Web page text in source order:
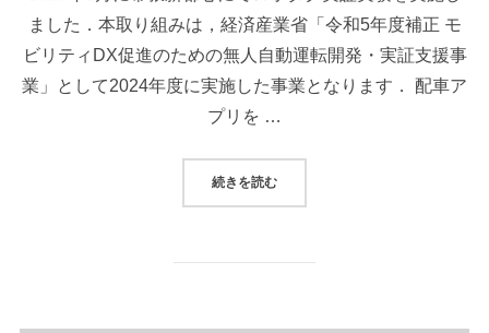
ました．本取り組みは，経済産業省「令和5年度補正 モ
ビリティDX促進のための無人自動運転開発・実証支援事
業」として2024年度に実施した事業となります． 配車ア
プリを …
続きを読む“千葉県幕張新都心にてロボタク事